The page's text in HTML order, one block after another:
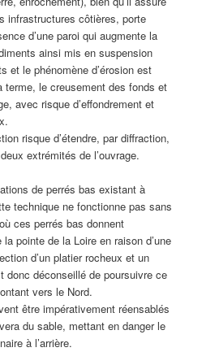
infrastructures côtières, porte
d’une paroi qui augmente la
ainsi mis en suspension
et le phénomène d’érosion est
terme, le creusement des fonds et
avec risque d’effondrement et
risque d’étendre, par diffraction,
extrémités de l’ouvrage.
de perrés bas existant à
technique ne fonctionne pas sans
ces perrés bas donnent
pointe de la Loire en raison d’une
d’un platier rocheux et un
déconseillé de poursuivre ce
vers le Nord.
être impérativement réensablés
du sable, mettant en danger le
à l’arrière.